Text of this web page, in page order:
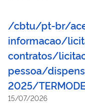
/cbtu/pt-br/
informacao/
contratos/
pessoa/
2025/
15/07/2026